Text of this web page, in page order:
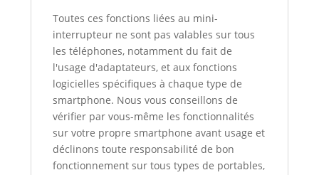
Toutes ces fonctions liées au mini-
interrupteur ne sont pas valables sur tous
les téléphones, notamment du fait de
l'usage d'adaptateurs, et aux fonctions
logicielles spécifiques à chaque type de
smartphone. Nous vous conseillons de
vérifier par vous-même les fonctionnalités
sur votre propre smartphone avant usage et
déclinons toute responsabilité de bon
fonctionnement sur tous types de portables,